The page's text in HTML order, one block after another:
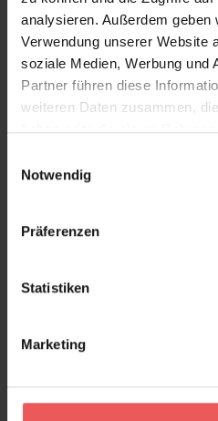
analysieren. Außerdem
Verwendung unserer Website
soziale Medien, Werbung und
Partner führen diese
weiteren Daten zusammen,
haben oder die sie im
Notwendig
Präferenzen
Statistiken
Marketing
Kinderzimmer,
Räume, die eine frische
Die Designer-Tapete bringt
Abenteuerlust und
moderne wie klassische